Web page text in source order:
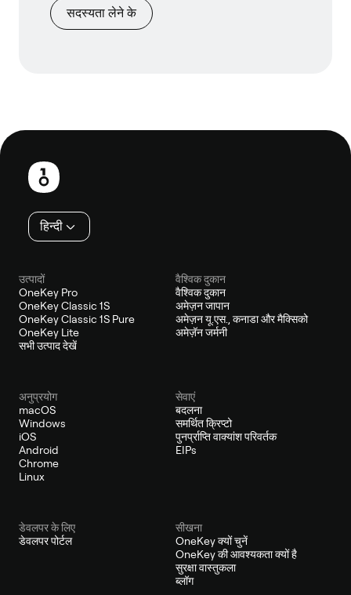
सदस्यता लेने के
फ़ुटबाल
हिन्दी
उत्पादों
OneKey Pro
OneKey Classic 1S
OneKey Classic 1S Pure
OneKey Lite
सभी उत्पाद देखें
वैश्विक दुकान
वैश्विक दुकान
अमेज़न जापान
अमेज़न यू.एस., कनाडा और मैक्सिको
अमेज़ॅन जर्मनी
अनुप्रयोग
macOS
Windows
iOS
Android
Chrome
Linux
सेवाएं
बदलना
समर्थित क्रिप्टो
पुनर्प्राप्ति वाक्यांश परिवर्तक
EIPs
डेवलपर के लिए
डेवलपर पोर्टल
सीखना
OneKey क्यों चुनें
OneKey की आवश्यकता क्यों है
सुरक्षा वास्तुकला
ब्लॉग